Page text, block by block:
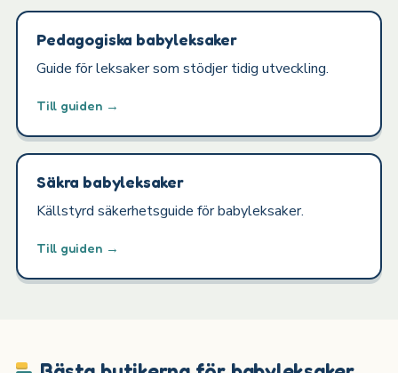
Pedagogiska babyleksaker
Guide för leksaker som stödjer tidig utveckling.
Till guiden →
Säkra babyleksaker
Källstyrd säkerhetsguide för babyleksaker.
Till guiden →